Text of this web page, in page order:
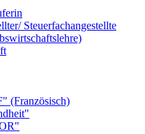
Steuerfachangestellte
(Französisch)